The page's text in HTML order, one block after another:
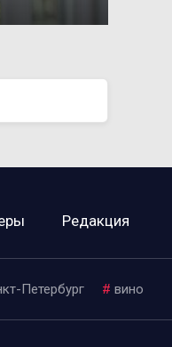
Редакция
Петербург # вино